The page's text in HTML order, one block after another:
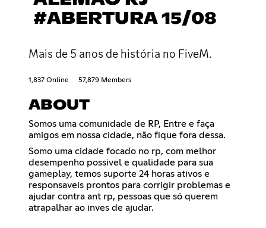
#ABERTURA 15/08
Mais de 5 anos de história no FiveM.
1,837 Online 57,879 Members
ABOUT
Somos uma comunidade de RP, Entre e faça
amigos em nossa cidade, não fique fora dessa.
Somo uma cidade focado no rp, com melhor
desempenho possivel e qualidade para sua
gameplay, temos suporte 24 horas ativos e
responsaveis prontos para corrigir problemas e
ajudar contra ant rp, pessoas que só querem
atrapalhar ao inves de ajudar.